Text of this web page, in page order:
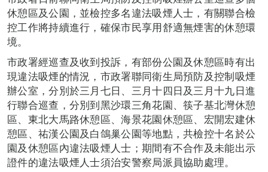
休憩區及公園，並檢控多名違法吸煙人士，有關聯合檢
控工作將持續進行，確保市民享用舒適無煙害的休憩環
境。
市政署經巡查及收到投訴，有部份公園及休憩區時有出
現違法吸煙的情況，市政署聯同衛生局預防及控制吸煙
辦公室，分別於三月七日、三月十四日及三月十九日進
行聯合巡查，分別到黑沙環三角花園、筷子基北灣休憩
區、東北大馬路休憩區、海景花園休憩區、宏開宏建休
憩區、祐漢公園及白鴿巢公園等地點，共檢控十名於公
園及休憩區內違法吸煙人士；期間有不合作及未能出示
證件的違法吸煙人士須治安警察局派員協助處理。